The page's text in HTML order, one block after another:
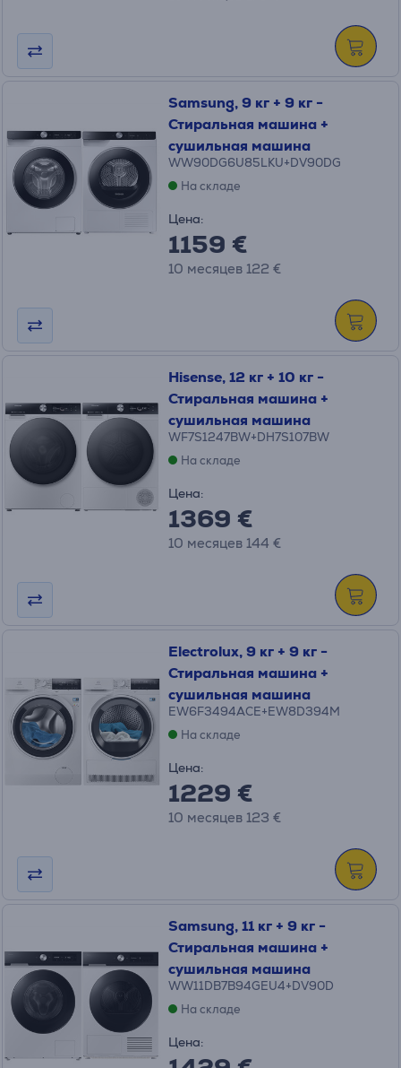
Samsung, 9 кг + 9 кг -
Стиральная машина +
сушильная машина
WW90DG6U85LKU+DV90DG
На складе
Цена:
1159 €
10 месяцев 122 €
Hisense, 12 кг + 10 кг -
Стиральная машина +
сушильная машина
WF7S1247BW+DH7S107BW
На складе
Цена:
1369 €
10 месяцев 144 €
Electrolux, 9 кг + 9 кг -
Стиральная машина +
сушильная машина
EW6F3494ACE+EW8D394M
На складе
Цена:
1229 €
10 месяцев 123 €
Samsung, 11 кг + 9 кг -
Стиральная машина +
сушильная машина
WW11DB7B94GEU4+DV90D
На складе
Цена: